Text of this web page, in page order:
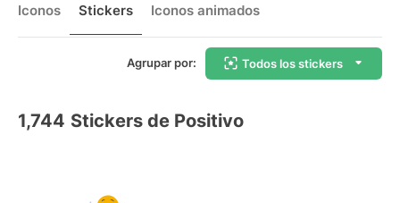
Iconos Stickers Iconos animados
Agrupar por: Todos los stickers
1,744 Stickers de Positivo